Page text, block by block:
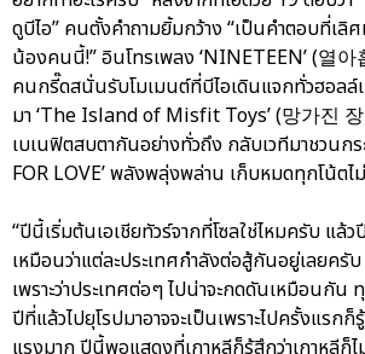
ดูบีไอ” คนตั้งคำถามยิ้มกว้าง “เป็นคำตอบที่เลิ
น้องคนนี้!” อินโทรเพลง ‘NINETEEN’ (열
คนกรี๊ดสนั่นรับโมเมนต์ที่บีไอเดินแจกทั่วฮอลล์
มา ‘The Island of Misfit Toys’ (망가진
เบเนฟิตสบตากันอย่างทั่วถึง กลับเวทีมาชวนกร
FOR LOVE’ พลังพลุ่งพล่าน เก็บหมดทุกโน้ตไ
“ปีนี้เริ่มต้นเอเชียทัวร์จากที่โซลใช่ไหมครับ แล้ว
เหมือนว่าแต่ละประเทศกำลังต่อสู้กันอยู่เลยค
เพราะว่าประเทศต่อๆ ไปน่าจะกดดันเหมือนกัน
ปีที่แล้วไปยุโรปมาอาจจะเป็นเพราะไปครั้งแรก
แรงมาก ปีนี้พอแสดงที่เกาหลีก็รู้สึกว่าเกาหลี